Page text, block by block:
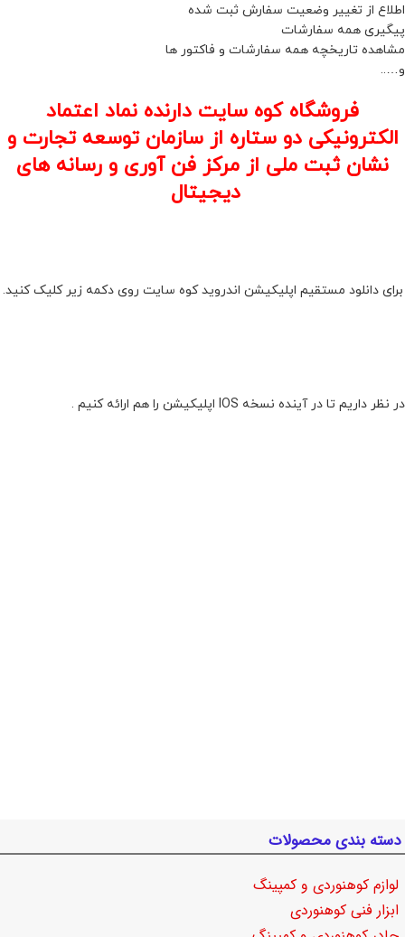
اطلاع از تغییر وضعیت سفارش ثبت شده
پیگیری همه سفارشات
مشاهده تاریخچه همه سفارشات و فاکتور ها
و…..
فروشگاه کوه سایت دارنده نماد اعتماد
الکترونیکی دو ستاره از سازمان توسعه تجارت و
نشان ثبت ملی از مرکز فن آوری و رسانه های
دیجیتال
برای دانلود مستقیم اپلیکیشن اندروید کوه سایت روی دکمه زیر کلیک کنید.
در نظر داریم تا در آینده نسخه IOS اپلیکیشن را هم ارائه کنیم .
دسته بندی محصولات
لوازم کوهنوردی و کمپینگ
ابزار فنی کوهنوردی